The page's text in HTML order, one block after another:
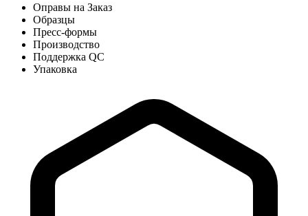
Оправы на Заказ
Образцы
Пресс-формы
Производство
Поддержка QC
Упаковка